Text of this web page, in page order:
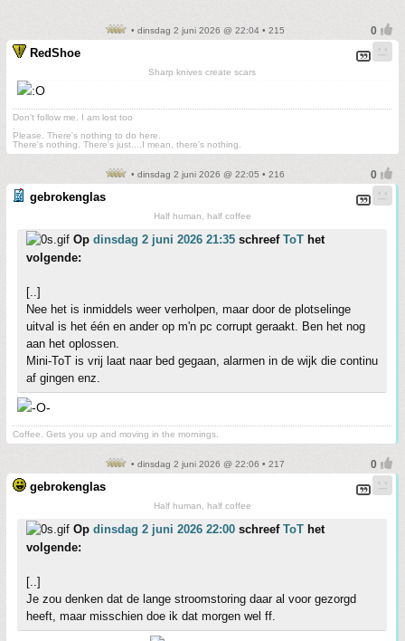
• dinsdag 2 juni 2026 @ 22:04 • 215
RedShoe
Sharp knives create scars
Don't follow me. I am lost too
Please. There's nothing to do here.
There's nothing. There's just....I mean, there's nothing.
• dinsdag 2 juni 2026 @ 22:05 • 216
gebrokenglas
Half human, half coffee
Op dinsdag 2 juni 2026 21:35 schreef ToT het
volgende:
[..]
Nee het is inmiddels weer verholpen, maar door de plotselinge
uitval is het één en ander op m'n pc corrupt geraakt. Ben het nog
aan het oplossen.
Mini-ToT is vrij laat naar bed gegaan, alarmen in de wijk die continu
af gingen enz.
Coffee. Gets you up and moving in the mornings.
• dinsdag 2 juni 2026 @ 22:06 • 217
gebrokenglas
Half human, half coffee
Op dinsdag 2 juni 2026 22:00 schreef ToT het
volgende:
[..]
Je zou denken dat de lange stroomstoring daar al voor gezorgd
heeft, maar misschien doe ik dat morgen wel ff.